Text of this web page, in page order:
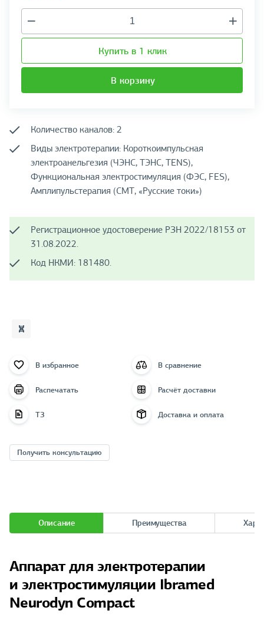
Купить в 1 клик
В корзину
Количество каналов: 2
Виды электротерапии: Короткоимпульсная
электроанельгезия (ЧЭНС, ТЭНС, TENS),
Функциональная электростимуляция (ФЭС, FES),
Амплипульстерапия (СМТ, «Русские токи»)
Регистрационное удостоверение РЗН 2022/18153 от
31.08.2022.
Код НКМИ: 181480.
В избранное В сравнение
Распечатать Расчёт доставки
ТЗ Доставка и оплата
Получить консультацию
Описание Преимущества
Аппарат для электротерапии
и электростимуляции Ibramed
Neurodyn Compact